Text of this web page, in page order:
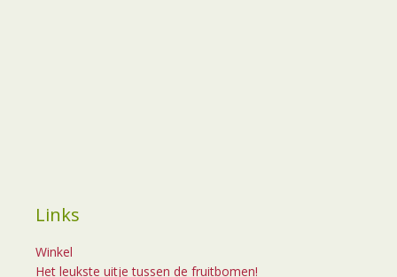
Links
Winkel
Het leukste uitje tussen de fruitbomen!